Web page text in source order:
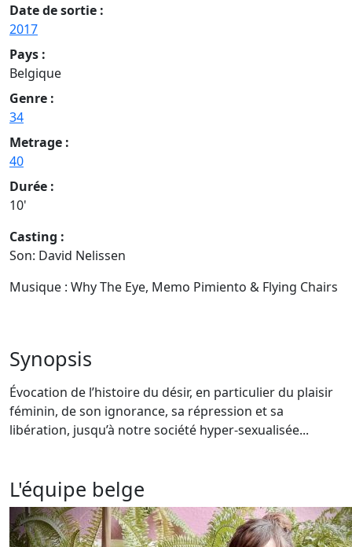
Date de sortie :
2017
Pays :
Belgique
Genre :
34
Metrage :
40
Durée :
10'
Casting :
Son: David Nelissen
Musique : Why The Eye, Memo Pimiento & Flying Chairs
Synopsis
Évocation de l’histoire du désir, en particulier du plaisir
féminin, de son ignorance, sa répression et sa
libération, jusqu’à notre société hyper-sexualisée...
L'équipe belge